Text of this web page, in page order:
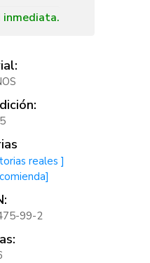
inmediata.
reales ]
99-2